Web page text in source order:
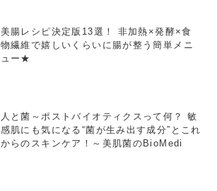
美腸レシピ決定版13選！ 非加熱×発酵×食
物繊維で嬉しいくらいに腸が整う簡単メニ
ュー★
人と菌～ポストバイオティクスって何？ 敏
感肌にも気になる“菌が生み出す成分”とこれ
からのスキンケア！～美肌菌のBioMedi